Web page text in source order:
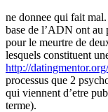
ne donnee qui fait
base de l’ADN ont au
pour le meurtre de
lesquels constituent
http://
processus que 2
qui viennent d’etre
terme).